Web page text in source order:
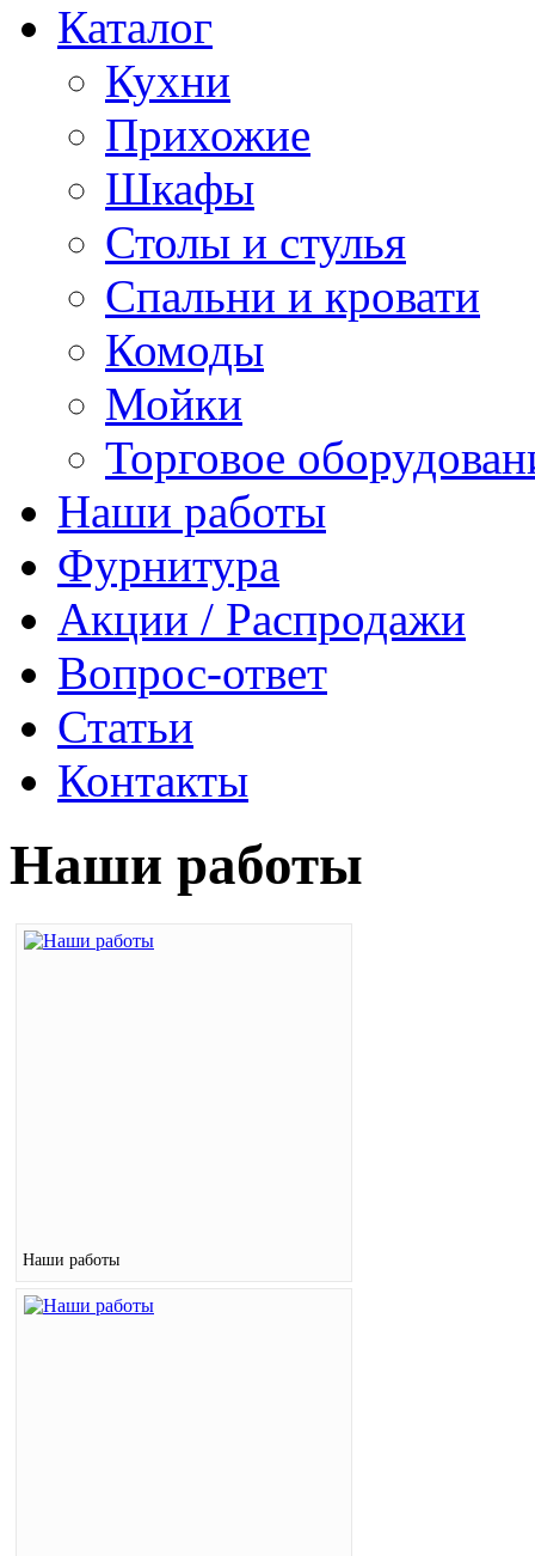
Каталог
Кухни
Прихожие
Шкафы
Столы и стулья
Спальни и кровати
Комоды
Мойки
Торговое
Наши работы
Фурнитура
Акции / Распродажи
Вопрос-ответ
Статьи
Контакты
Наши работы
Наши работы